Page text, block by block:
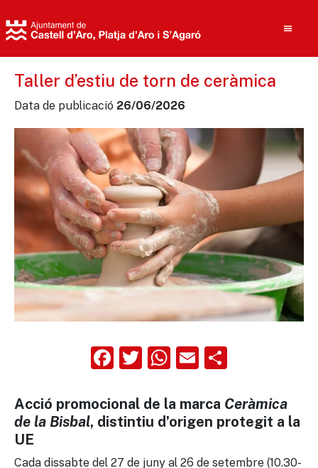
Taller d’estiu de torn de ceràmica
Data de publicació 26/06/2026
Facebook
Twitter
WhatsApp
Email
Acció promocional de la marca Ceràmica
de la Bisbal, distintiu d’origen protegit a la
UE
Cada dissabte del 27 de juny al 26 de setembre (10.30-